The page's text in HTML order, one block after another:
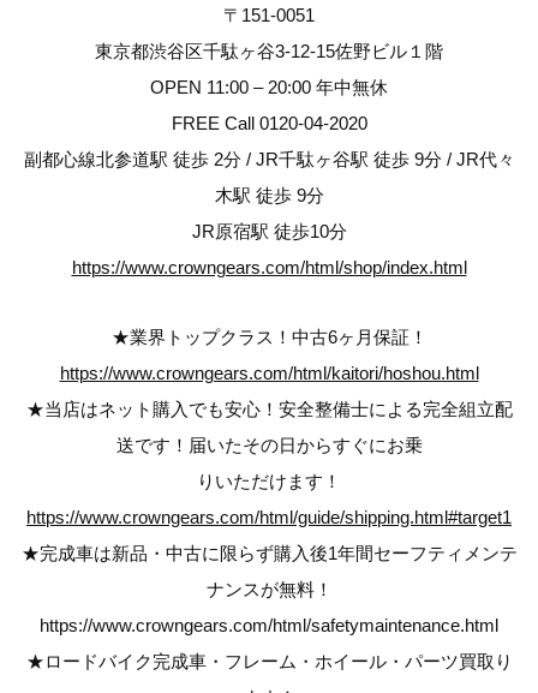
〒151-0051
東京都渋谷区千駄ヶ谷3-12-15佐野ビル１階
OPEN 11:00 – 20:00 年中無休
FREE Call 0120-04-2020
副都心線北参道駅 徒歩 2分 / JR千駄ヶ谷駅 徒歩 9分 / JR代々
木駅 徒歩 9分
JR原宿駅 徒歩10分
https://www.crowngears.com/html/shop/index.html
★業界トップクラス！中古6ヶ月保証！
https://www.crowngears.com/html/kaitori/hoshou.html
★当店はネット購入でも安心！安全整備士による完全組立配
送です！届いたその日からすぐにお乗
りいただけます！
https://www.crowngears.com/html/guide/shipping.html#target1
★完成車は新品・中古に限らず購入後1年間セーフティメンテ
ナンスが無料！
https://www.crowngears.com/html/safetymaintenance.html
★ロードバイク完成車・フレーム・ホイール・パーツ買取り